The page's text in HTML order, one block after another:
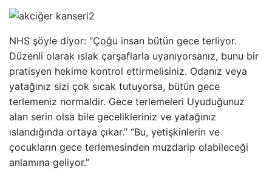
NHS şöyle diyor: “Çoğu insan bütün gece terliyor.
Düzenli olarak ıslak çarşaflarla uyanıyorsanız, bunu bir
pratisyen hekime kontrol ettirmelisiniz. Odanız veya
yatağınız sizi çok sıcak tutuyorsa, bütün gece
terlemeniz normaldir. Gece terlemeleri Uyuduğunuz
alan serin olsa bile gecelikleriniz ve yatağınız
ıslandığında ortaya çıkar.” “Bu, yetişkinlerin ve
çocukların gece terlemesinden muzdarip olabileceği
anlamına geliyor.”